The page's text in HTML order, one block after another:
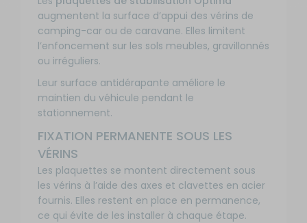
augmentent la surface d’appui des vérins de
camping-car ou de caravane. Elles limitent
l’enfoncement sur les sols meubles, gravillonnés
ou irréguliers.
Leur surface antidérapante améliore le
maintien du véhicule pendant le
stationnement.
FIXATION PERMANENTE SOUS LES
VÉRINS
Les plaquettes se montent directement sous
les vérins à l’aide des axes et clavettes en acier
fournis. Elles restent en place en permanence,
ce qui évite de les installer à chaque étape.